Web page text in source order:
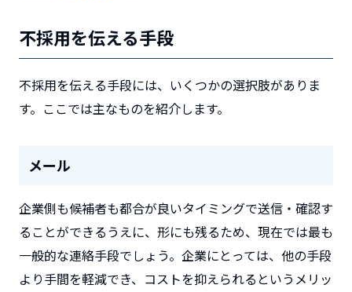
不採用を伝える手段
不採用を伝える手段には、いくつかの選択肢がありま
す。ここでは主なものを紹介します。
メール
企業側も候補者も都合が良いタイミングで送信・確認す
ることができるうえに、形にも残るため、現在では最も
一般的な連絡手段でしょう。企業にとっては、他の手段
より手間を軽減でき、コストを抑えられるというメリッ